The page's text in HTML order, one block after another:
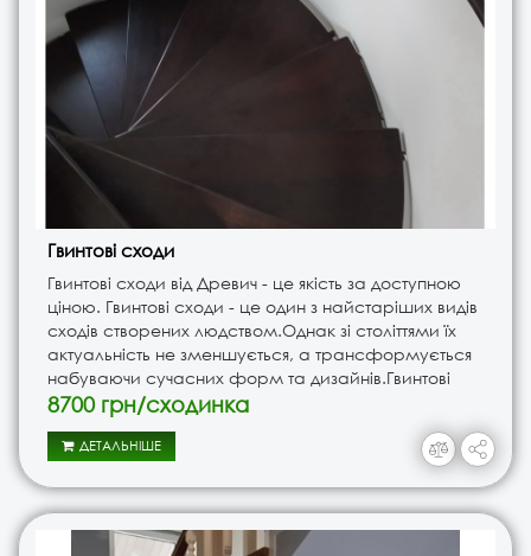
Гвинтові сходи
Гвинтові сходи від Древич - це якість за доступною
ціною. Гвинтові сходи - це один з найстаріших видів
сходів створених людством.Однак зі століттями їх
актуальність не зменшується, а трансформується
набуваючи сучасних форм та дизайнів.Гвинтові
сходи мають безліч варіантів кольорів. Безумовною
8700 грн/сходинка
ДЕТАЛЬНІШЕ